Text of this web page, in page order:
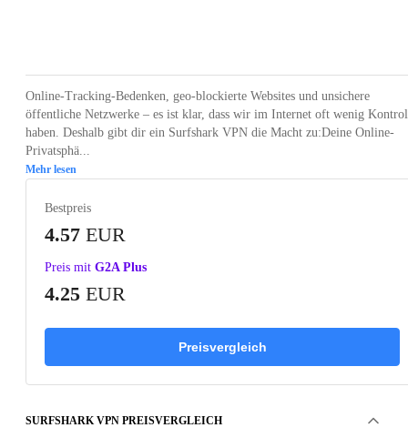
Online-Tracking-Bedenken, geo-blockierte Websites und unsichere
öffentliche Netzwerke – es ist klar, dass wir im Internet oft wenig
haben. Deshalb gibt dir ein Surfshark VPN die Macht zu:Deine Online-
Privatsphä...
Mehr lesen
Bestpreis
4.57 EUR
Preis mit G2A Plus
4.25 EUR
Preisvergleich
SURFSHARK VPN PREISVERGLEICH